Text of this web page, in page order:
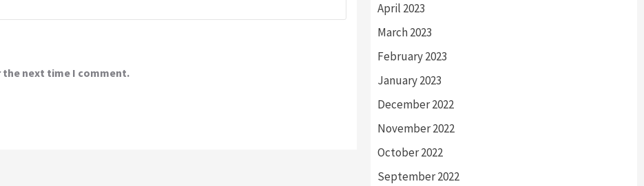
the next time I comment.
April 2023
March 2023
February 2023
January 2023
December 2022
November 2022
October 2022
September 2022